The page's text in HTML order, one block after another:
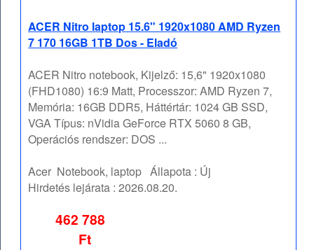
ACER Nitro laptop 15.6" 1920x1080 AMD Ryzen
7 170 16GB 1TB Dos - Eladó
ACER Nitro notebook, Kijelző: 15,6" 1920x1080
(FHD1080) 16:9 Matt, Processzor: AMD Ryzen 7,
Memória: 16GB DDR5, Háttértár: 1024 GB SSD,
VGA Típus: nVidia GeForce RTX 5060 8 GB,
Operációs rendszer: DOS ...
Acer Notebook, laptop Állapota : Új
Hirdetés lejárata :2026.08.20.
462 788
Ft